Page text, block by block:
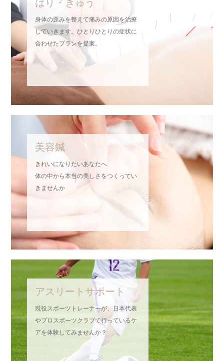
はり・きゅう
身体の歪みを整えて痛みの原因を治療
していきます。ひとりひとりの症状に
合わせたプランを提案。
美容鍼
きれいになりたいあなたへ
体の中から本当の美しさをつくってい
きませんか
アスリートサポート
現役スポーツトレーナーが、日本代表
やプロスポーツクラブで行っているケ
アを体験してみませんか？